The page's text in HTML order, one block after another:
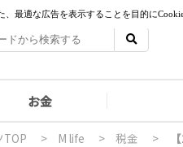
お金
TOP > M life > 税金 >